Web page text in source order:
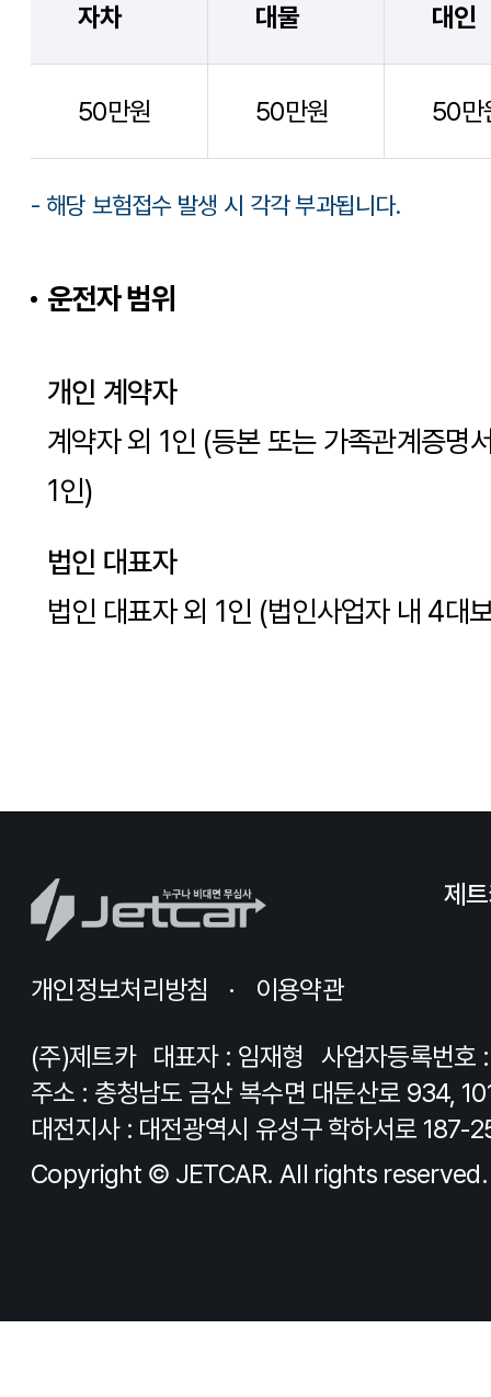
자차 대물 대인
50만원 50만원 50만
- 해당 보험접수 발생 시 각각 부과됩니다.
운전자 범위
개인 계약자
계약자 외 1인 (등본 또는 가족관계증명
1인)
법인 대표자
법인 대표자 외 1인 (법인사업자 내 4대
제
개인정보처리방침 이용약관
(주)제트카 대표자 : 임재형
사업자등록번
주소 : 충청남도 금산 복수면 대둔산로 934,
대전지사 : 대전광역시 유성구 학하서로 187-
Copyright © JETCAR. All rights reserved.